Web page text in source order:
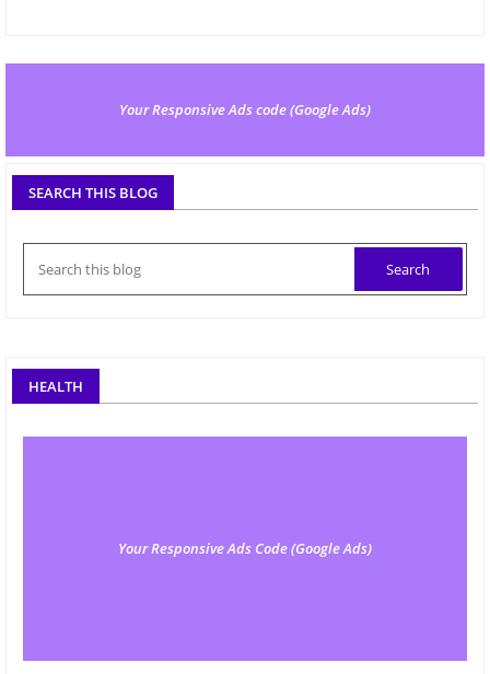
Your Responsive Ads code (Google Ads)
SEARCH THIS BLOG
HEALTH
Your Responsive Ads Code (Google Ads)